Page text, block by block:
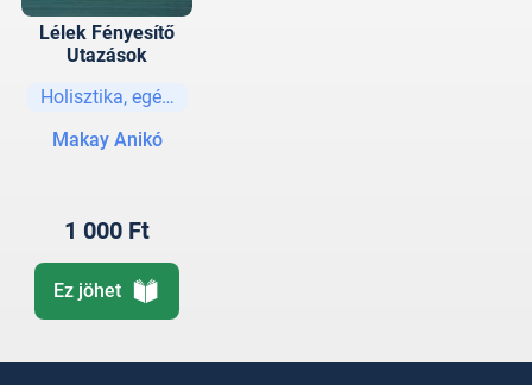
Lélek Fényesítő
Utazások
Holisztika, egészség
Makay Anikó
1 000 Ft
Ez jöhet